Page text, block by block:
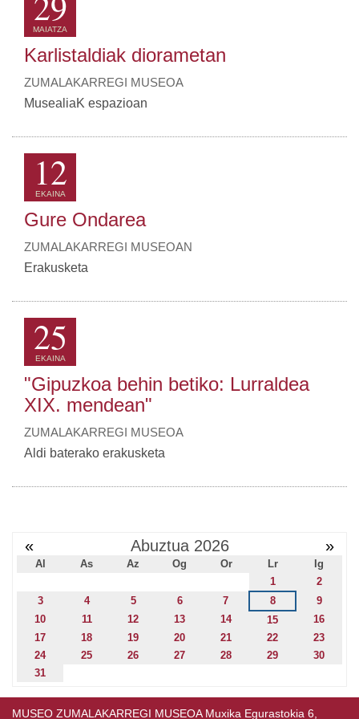
MAIATZA
Karlistaldiak diorametan
ZUMALAKARREGI MUSEOA
MusealiaK espazioan
12
EKAINA
Gure Ondarea
ZUMALAKARREGI MUSEOAN
Erakusketa
25
EKAINA
"Gipuzkoa behin betiko: Lurraldea
XIX. mendean"
ZUMALAKARREGI MUSEOA
Aldi baterako erakusketa
« Abuztua 2026 »
Al As Az Og Or Lr
Ig
1
2
3
4 5 6 7 8
9
10
11 12 13 14 15
16
17
18 19 20 21 22
23
24
25 26 27 28 29
30
31
MUSEO ZUMALAKARREGI MUSEOA Muxika Egurastokia 6,